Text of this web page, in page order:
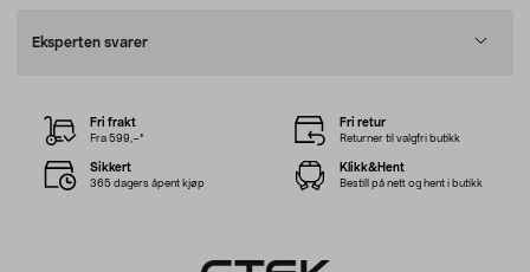
Eksperten svarer
Fri frakt
Fra 599,–*
Fri retur
Returner til valgfri butikk
Sikkert
365 dagers åpent kjøp
Klikk&Hent
Bestill på nett og hent i butikk